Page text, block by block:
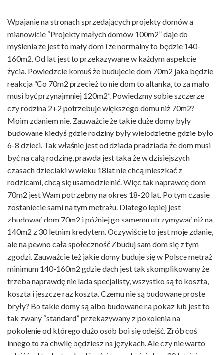
Wpajanie na stronach sprzedających projekty domów a
mianowicie “Projekty małych domów 100m2” daje do
myślenia że jest to mały dom i że normalny to będzie 140-
160m2. Od lat jest to przekazywane w każdym aspekcie
życia. Powiedzcie komuś że budujecie dom 70m2 jaka będzie
reakcja “Co 70m2 przecież to nie dom to altanka, to za mało
musi być przynajmniej 120m2”. Powiedzmy sobie szczerze
czy rodzina 2+2 potrzebuje większego domu niż 70m2?
Moim zdaniem nie. Zauważcie że takie duże domy były
budowane kiedyś gdzie rodziny były wielodzietne gdzie było
6-8 dzieci. Tak właśnie jest od dziada pradziada że dom musi
być na całą rodzinę, prawda jest taka że w dzisiejszych
czasach dzieciaki w wieku 18lat nie chcą mieszkać z
rodzicami, chcą się usamodzielnić. Więc tak naprawdę dom
70m2 jest Wam potrzebny na okres 18-20 lat. Po tym czasie
zostaniecie sami na tym metrażu. Dlatego lepiej jest
zbudować dom 70m2 i później go samemu utrzymywać niż na
140m2 z 30 letnim kredytem. Oczywiście to jest moje zdanie,
ale na pewno cała społeczność Zbuduj sam dom się z tym
zgodzi. Zauważcie też jakie domy buduje się w Polsce metraż
minimum 140-160m2 gdzie dach jest tak skomplikowany że
trzeba naprawdę nie lada specjalisty, wszystko są to koszta,
koszta i jeszcze raz koszta. Czemu nie są budowane proste
bryły? Bo takie domy są albo budowane na pokaz lub jest to
tak zwany “standard” przekazywany z pokolenia na
pokolenie od którego dużo osób boi się odejść. Zrób coś
innego to za chwilę będziesz na językach. Ale czy nie warto